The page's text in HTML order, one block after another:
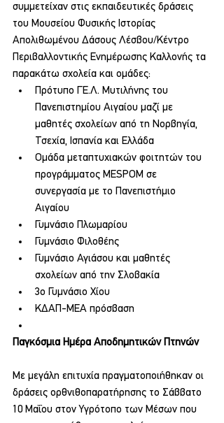
συμμετείχαν στις εκπαιδευτικές δράσεις
του Μουσείου Φυσικής Ιστορίας
Απολιθωμένου Δάσους Λέσβου/Κέντρο
Περιβαλλοντικής Ενημέρωσης Καλλονής τα
παρακάτω σχολεία και ομάδες:
Πρότυπο ΓΕ.Λ. Μυτιλήνης του
Πανεπιστημίου Αιγαίου μαζί με
μαθητές σχολείων από τη Νορβηγία,
Τσεχία, Ισπανία και Ελλάδα
Ομάδα μεταπτυχιακών φοιτητών του
προγράμματος MESPOΜ σε
συνεργασία με το Πανεπιστήμιο
Αιγαίου
Γυμνάσιο Πλωμαρίου
Γυμνάσιο Φιλοθέης
Γυμνάσιο Αγιάσου και μαθητές
σχολείων από την Σλοβακία
3ο Γυμνάσιο Χίου
ΚΔΑΠ-ΜΕΑ πρόσβαση
Παγκόσμια Ημέρα Αποδημητικών Πτηνών
Με μεγάλη επιτυχία πραγματοποιήθηκαν οι
δράσεις ορθνιθοπαρατήρησης το Σάββατο
10 Μαΐου στον Υγρότοπο των Μέσων που